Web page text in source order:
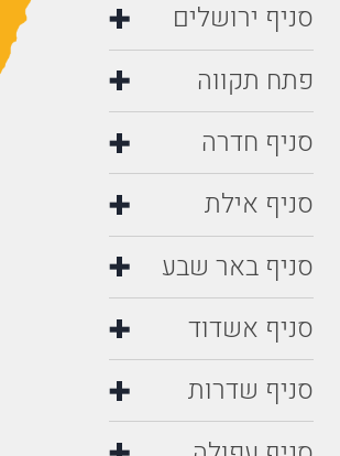
סניף ירושלים
פתח תקווה
סניף חדרה
סניף אילת
סניף באר שבע
סניף אשדוד
סניף שדרות